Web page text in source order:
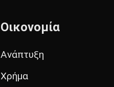
Οικονομία
Ανάπτυξη
Χρήμα